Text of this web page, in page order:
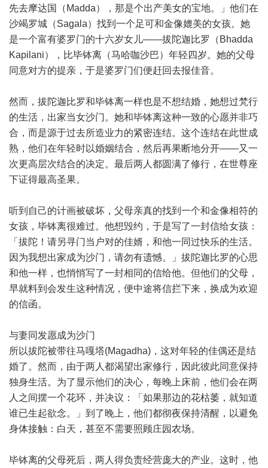
先去摩达国（Madda），那是个出产美女的宝地。」他们在
沙竭罗城（Sagala）找到一个足可和金像媲美的女孩。她
是一个富有婆罗门的十六岁女儿——拔陀迦比罗（Bhadda
Kapilani），比毕钵离（马哈咖沙巴）年轻四岁。她的父母
同意对方的提亲，于是婆罗门们便赶回去报佳音。
然而，拔陀迦比罗和毕钵离一样也是不想结婚，她想过梵行
的生活，出家当女沙门。她和毕钵离这种一致的心愿并非巧
合，而是源于过去所造业力的紧密连结。这个连结在此世成
熟，他们在年轻时以婚姻结合，然后再果断地分开——又一
次更高层次结合的决定。最后两人都圆满了修行，在世尊座
下证得最高圣果。
听到自己的计画被破坏，父母亲真的找到一个和金像相符的
女孩，毕钵离很难过。他想毁约，于是写了一封信给女孩：
「拔陀！请另寻门当户对的佳婿，和他一同过快乐的生活。
因为我想出家成为沙门，请勿有遗憾。」拔陀迦比罗的心思
和他一样，也悄悄写了一封相同的信给他。但他们的父母，
早就料到会发生这种情况，便中途将信拦下来，换成为欢迎
的信函。
与妻同发愿成为沙门
所以拔陀被带往马嘎塔(Magadha)，这对年轻的佳偶还是结
婚了。然而，由于两人都渴望出家修行，因此彼此同意保持
独身生活。为了显示他们的决心，每晚上床前，他们会在两
人之间摆一个花环，并决议：「如果那边的花枯萎，就知道
谁已生起欲念。」到了晚上，他们都彻夜保持清醒，以避免
身体接触：白天，甚至不需要照顾庄园农场。
毕钵离的父母死后，两人得负责经营庞大的产业。这时，他